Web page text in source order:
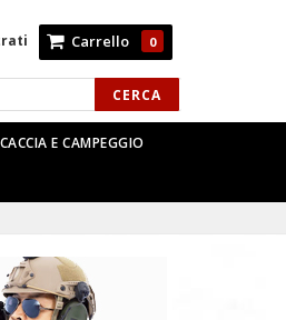
CERCA
Carrello 0
CACCIA E CAMPEGGIO